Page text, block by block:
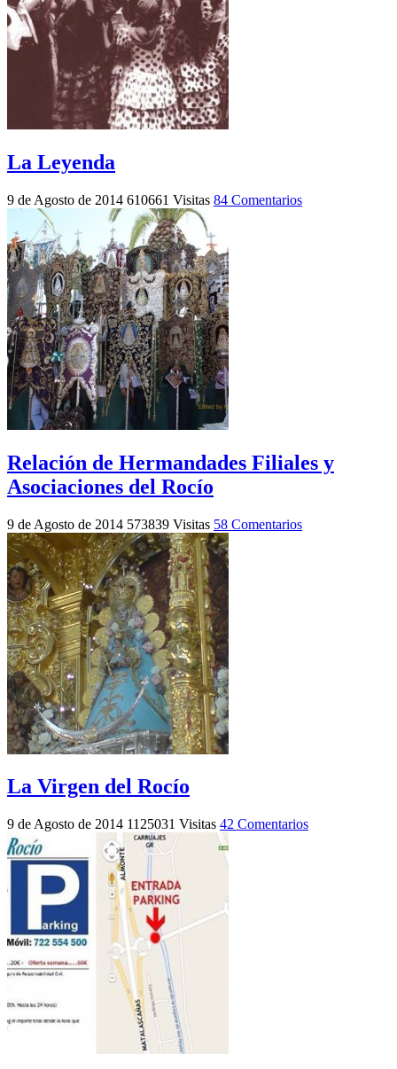
La Leyenda
9 de Agosto de 2014 610661 Visitas 84 Comentarios
Relación de Hermandades Filiales y
Asociaciones del Rocío
9 de Agosto de 2014 573839 Visitas 58 Comentarios
La Virgen del Rocío
9 de Agosto de 2014 1125031 Visitas 42 Comentarios